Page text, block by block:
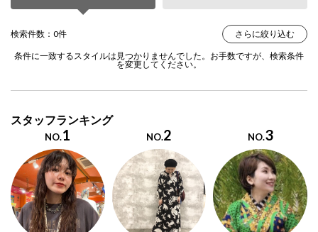
検索件数：0件 さらに絞り込む
条件に一致するスタイルは見つかりませんでした。お手数ですが、検索条件
を変更してください。
スタッフランキング
NO.1 NO.2 NO.3